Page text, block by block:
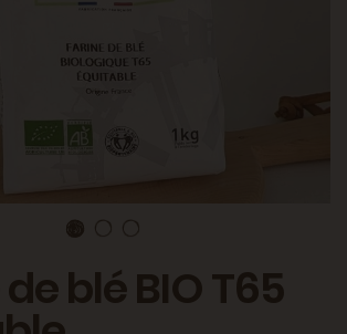
blé BIO T65